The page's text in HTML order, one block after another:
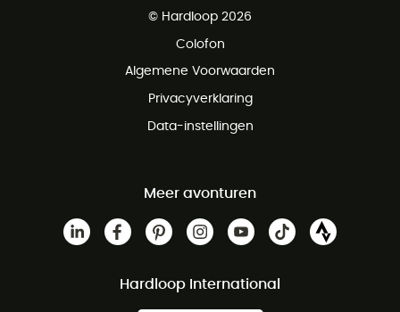
Gratis retourneren binnen 100 dagen
© Hardloop 2026
Colofon
Algemene Voorwaarden
Privacyverklaring
Data-instellingen
Meer avonturen
Hardloop International